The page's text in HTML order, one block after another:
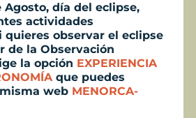
Agosto, día del eclipse,
actividades
quieres observar el eclipse
de la Observación
la opción EXPERIENCIA
que puedes
web MENORCA-